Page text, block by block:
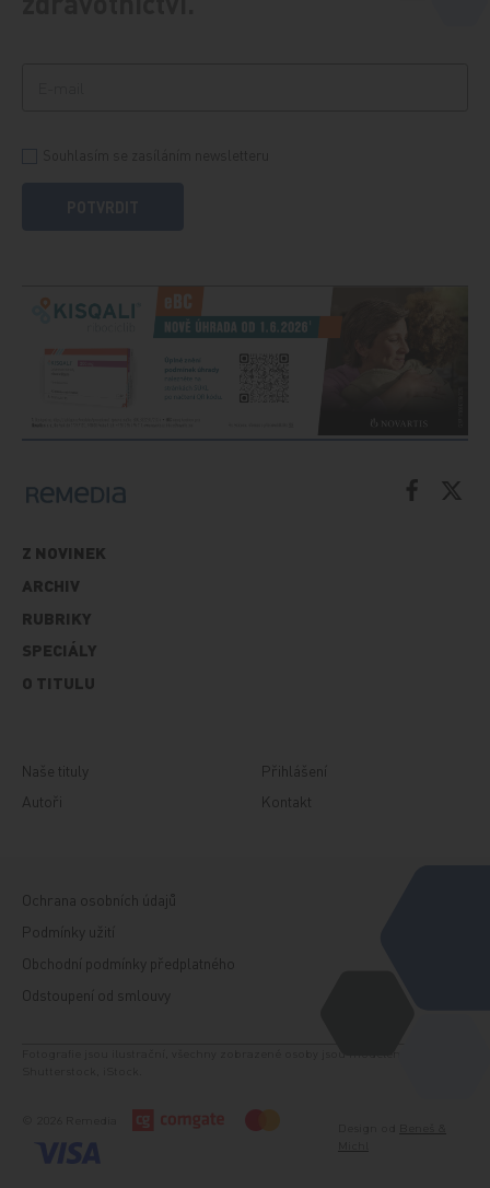
Z NOVINEK
ARCHIV
RUBRIKY
SPECIÁLY
O TITULU
Naše tituly
Autoři
Přihlášení
Kontakt
Ochrana osobních údajů
Podmínky užití
Obchodní podmínky předplatného
Odstoupení od smlouvy